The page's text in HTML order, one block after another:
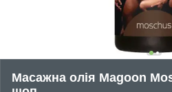
Масажна олія Magoon